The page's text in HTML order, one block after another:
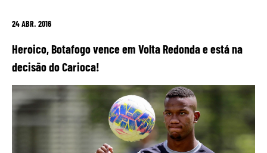
24 ABR. 2016
Heroico, Botafogo vence em Volta Redonda e está na
decisão do Carioca!